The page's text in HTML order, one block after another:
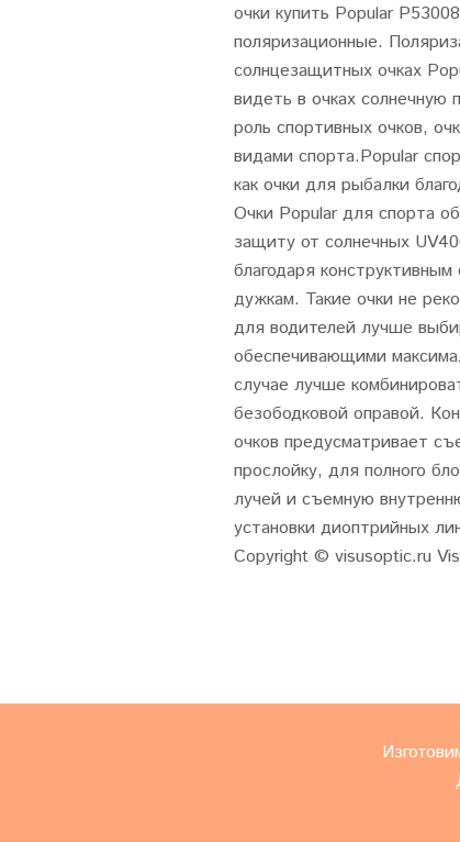
очки купить Popular
поляризационные.
солнцезащитных очках
видеть в очках солнечную
роль спортивных очков,
видами спорта.Popular
как очки для рыбалки
Очки Popular для спорта
защиту от солнечных
благодаря
дужкам. Такие очки не
для водителей лучше
обеспечивающими
случае лучше
безободковой оправой.
очков предусматривает
прослойку, для полного
лучей и съемную
установки диоптрийных
Copyright © visusoptic.ru